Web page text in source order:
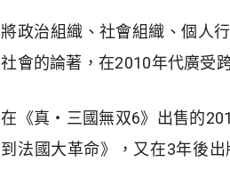
將政治組織、社會組織、個人
社會的論著，在2010年代廣受
在《真・三國無双6》出售的
到法國大革命》，又在3年後